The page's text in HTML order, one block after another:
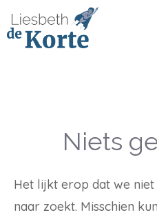
Ga
naar
Niets
Het lijkt erop dat we
naar zoekt. Misschien